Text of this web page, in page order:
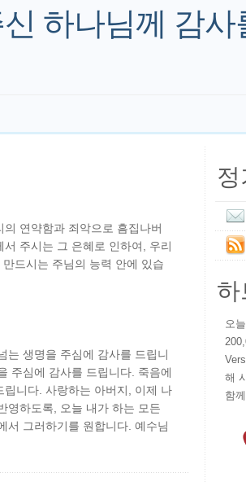
하나님께 감
연약함과 죄악으로 흠집나버
주시는 그 은혜로 인하여, 우리
드시는 주님의 능력 안에 있습
는 생명을 주심에 감사를 드립니
주심에 감사를 드립니다. 죽음에
니다. 사랑하는 아버지, 이제 나
영하도록, 오늘 내가 하는 모든
서 그러하기를 원합니다. 예수님
오
해
함